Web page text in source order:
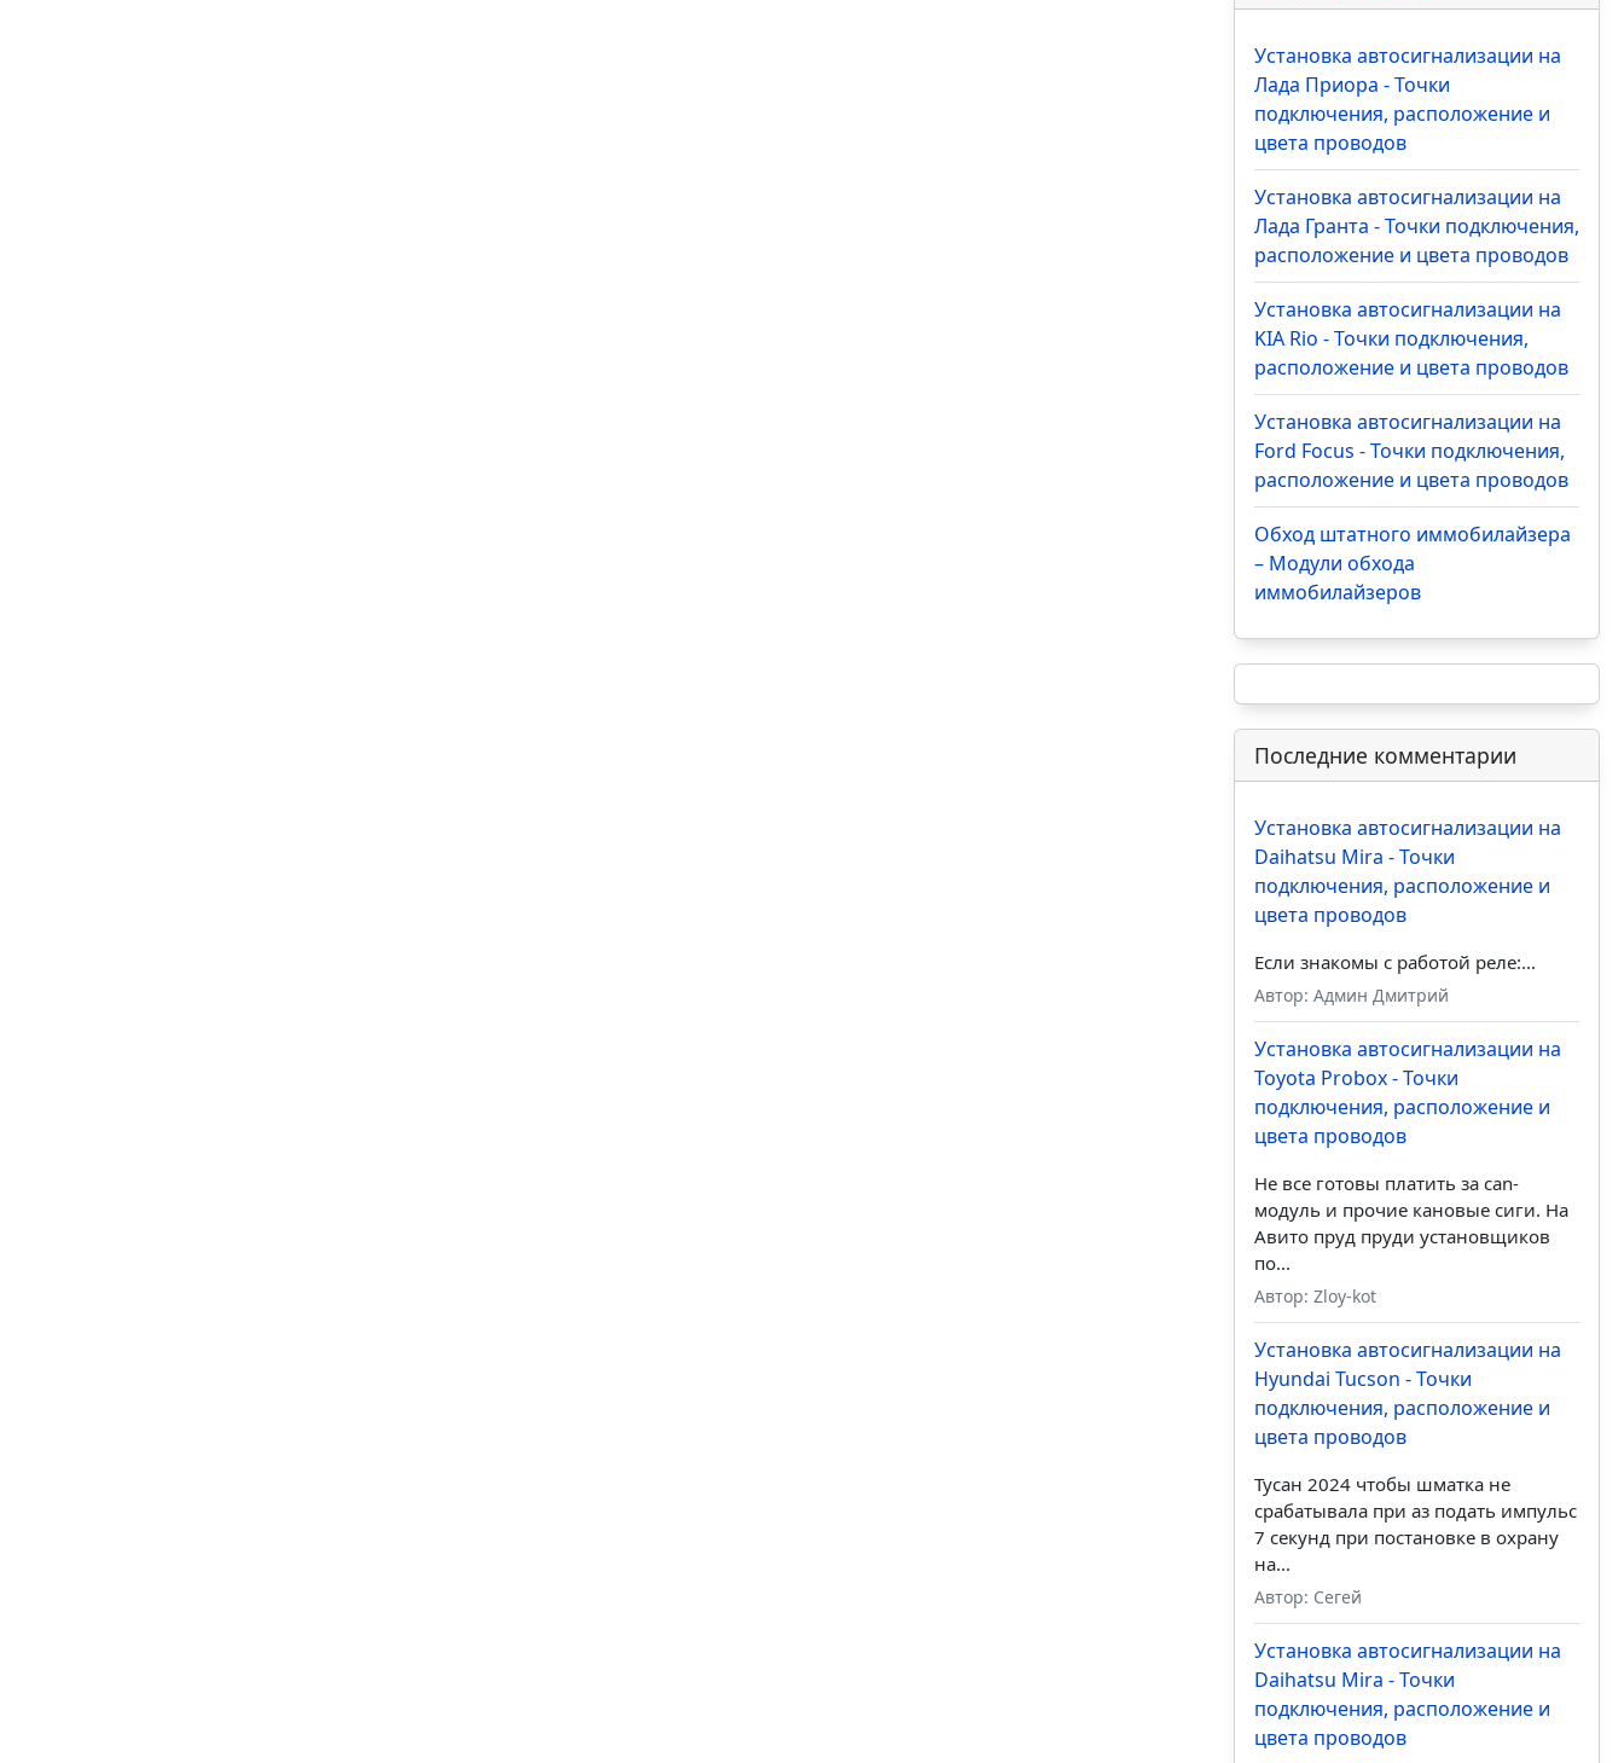
Установка автосигнализации на
Лада Приора - Точки
подключения, расположение и
цвета проводов
Установка автосигнализации на
Лада Гранта - Точки подключения,
расположение и цвета проводов
Установка автосигнализации на
KIA Rio - Точки подключения,
расположение и цвета проводов
Установка автосигнализации на
Ford Focus - Точки подключения,
расположение и цвета проводов
Обход штатного иммобилайзера
– Модули обхода
иммобилайзеров
Последние комментарии
Установка автосигнализации на
Daihatsu Mira - Точки
подключения, расположение и
цвета проводов
Если знакомы с работой реле:...
Автор: Админ Дмитрий
Установка автосигнализации на
Toyota Probox - Точки
подключения, расположение и
цвета проводов
Не все готовы платить за can-
модуль и прочие кановые сиги. На
Авито пруд пруди установщиков
по...
Автор: Zloy-kot
Установка автосигнализации на
Hyundai Tucson - Точки
подключения, расположение и
цвета проводов
Тусан 2024 чтобы шматка не
срабатывала при аз подать импульс
7 секунд при постановке в охрану
на...
Автор: Сегей
Установка автосигнализации на
Daihatsu Mira - Точки
подключения, расположение и
цвета проводов